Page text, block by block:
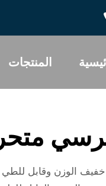
المنتجات
الوزن وقابل للطي